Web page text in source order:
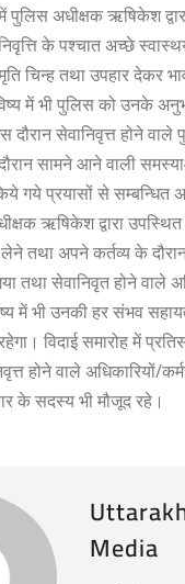
पुलिस अधीक्षक ऋषिकेश
के पश्चात अच्छे स्वास्थय
चिन्ह तथा उपहार देकर
में भी पुलिस को उनके
दौरान सेवानिवृत्त होने वाले
सामने आने वाली
गये प्रयासों से सम्बन्धित
ऋषिकेश द्वारा
तथा अपने कर्तव्य के
तथा सेवानिवृत होने वाले
में भी उनकी हर संभव
विदाई समारोह में
होने वाले अधिकारियों/
के सदस्य भी मौजूद रहे।
Media